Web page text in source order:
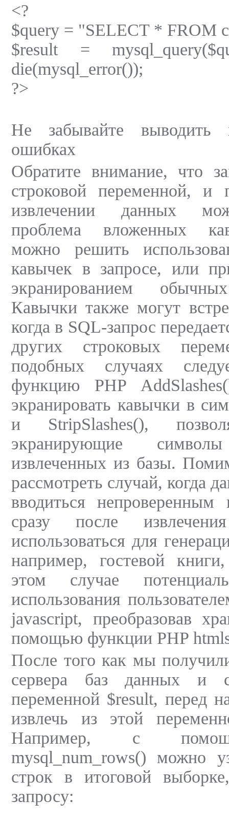
<?
$query = "SELECT * FROM
$result =
die(mysql_error());
?>
Не забывайте выводить
ошибках
Обратите внимание, что
строковой переменной, и
извлечении данных
проблема вложенных
можно решить
кавычек в запросе, или
экранированием
Кавычки также могут
когда в SQL-запрос
других строковых
подобных случаях
функцию PHP
экранировать кавычки в
и StripSlashes(),
экранирующие
извлеченных из базы.
рассмотреть случай, когда
вводиться непроверенным
сразу после
использоваться для
например, гостевой
этом случае
использования
javascript, преобразовав
помощью функции PHP
После того как мы
сервера баз данных и
переменной $result, перед
извлечь из этой
Например, с
mysql_num_rows() можно
строк в итоговой
запросу: